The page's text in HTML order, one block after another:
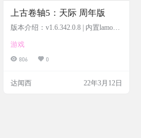
上古卷轴5：天际 周年版
版本介绍：v1.6.342.0.8 | 内置lamo简
游戏
806 0
达闻西 22年3月12日